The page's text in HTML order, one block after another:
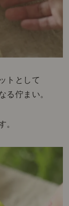
トとして
る佇まい。
。